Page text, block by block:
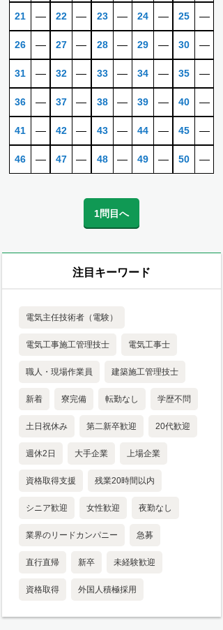
21 ―
26 ―
31 ―
36 ―
41 ―
46 ―
22 ―
27 ―
32 ―
37 ―
42 ―
47 ―
23 ―
28 ―
33 ―
38 ―
43 ―
48 ―
24 ―
29 ―
34 ―
39 ―
44 ―
49 ―
25 ―
30 ―
35 ―
40 ―
45 ―
50 ―
1問目へ
注目キーワード
電気主任技術者（電験）
電気工事施工管理技士 電気工事士
職人・現場作業員 建築施工管理技士
新着 寮完備 転勤なし 学歴不問
土日祝休み 第二新卒歓迎 20代歓迎
週休2日 大手企業 上場企業
資格取得支援 残業20時間以内
シニア歓迎 女性歓迎 夜勤なし
業界のリードカンパニー 急募
直行直帰 新卒 未経験歓迎
資格取得 外国人積極採用